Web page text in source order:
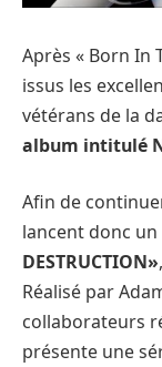
Après « Born In
issus les
vétérans de la
album intitulé
Afin de
lancent donc
DESTRUCTION»
Réalisé par
collaborateurs
présente une